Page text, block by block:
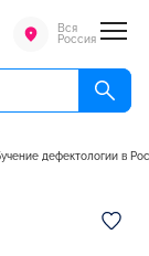
Вся
Россия
дефектологии в